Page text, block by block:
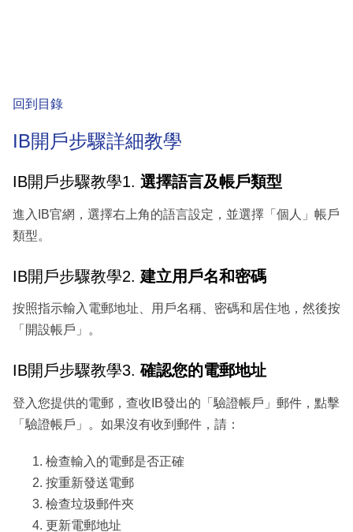
回到目錄
IB開戶步驟詳細教學
IB開戶步驟教學1. 選擇語言及帳戶類型
進入IB官網，選擇右上角的語言設定，並選擇「個人」帳戶
類型。
IB開戶步驟教學2. 建立用戶名和密碼
按照指示輸入電郵地址、用戶名稱、密碼和居住地，然後按
「開設帳戶」。
IB開戶步驟教學3. 確認您的電郵地址
登入您提供的電郵，查收IB發出的「驗證帳戶」郵件，點擊
「驗證帳戶」。如果沒有收到郵件，請：
檢查輸入的電郵是否正確
按重新發送電郵
檢查垃圾郵件夾
更新電郵地址